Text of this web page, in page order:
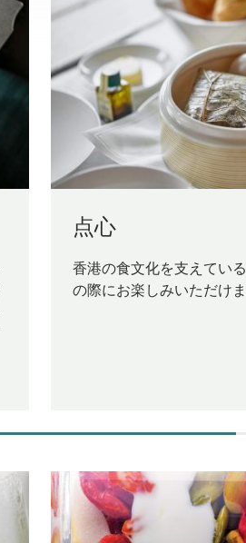
点心
香港の食文化を支えてい
の際にお楽しみいただけま